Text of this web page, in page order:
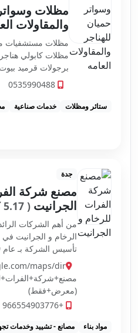
مظلات
والمقاولات
مظلات مستشفيات
مظلات كابولي
برجولات قرميد
عشب جداري وارضي
0535990488 نتواجد ب...
0535990488
ستائر ومظلات خدمات صناعية
جدة
مصنع شركة
الجرانيت ( 5.17 كم )
من أهم الشركات
الرخام و الجرانيت في
بهدف توفير كافة
عالية و بأسعار
(معرض+فقط)
+966554903776
مواد بناء مصانع - تشييد وخدمات